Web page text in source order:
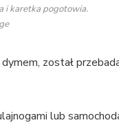
i karetka pogotowia.
został
lub